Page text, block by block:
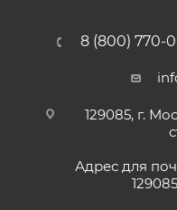
8 (800) 770-
129085, г.
Адрес для